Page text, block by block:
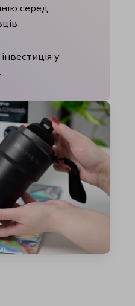
серед
у